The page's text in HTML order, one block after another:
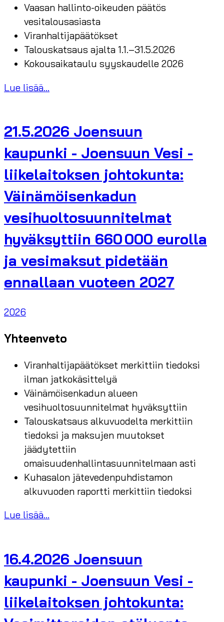
Vaasan hallinto-oikeuden päätös
vesitalousasiasta
Viranhaltijapäätökset
Talouskatsaus ajalta 1.1.–31.5.2026
Kokousaikataulu syyskaudelle 2026
Lue lisää...
21.5.2026 Joensuun
kaupunki - Joensuun Vesi -
liikelaitoksen johtokunta:
Väinämöisenkadun
vesihuoltosuunnitelmat
hyväksyttiin 660 000 eurolla
ja vesimaksut pidetään
ennallaan vuoteen 2027
2026
Yhteenveto
Viranhaltijapäätökset merkittiin tiedoksi
ilman jatkokäsittelyä
Väinämöisenkadun alueen
vesihuoltosuunnitelmat hyväksyttiin
Talouskatsaus alkuvuodelta merkittiin
tiedoksi ja maksujen muutokset
jäädytettiin
omaisuudenhallintasuunnitelmaan asti
Kuhasalon jätevedenpuhdistamon
alkuvuoden raportti merkittiin tiedoksi
Lue lisää...
16.4.2026 Joensuun
kaupunki - Joensuun Vesi -
liikelaitoksen johtokunta: